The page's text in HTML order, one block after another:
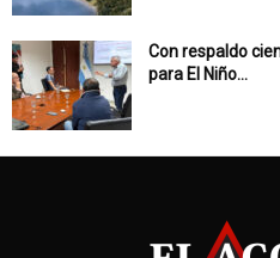
Con respaldo
para El Niño...